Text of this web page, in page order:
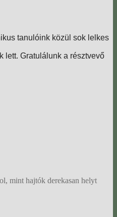
tanulóink közül sok lelkes
lett. Gratulálunk a résztvevő
mint hajtók derekasan helyt